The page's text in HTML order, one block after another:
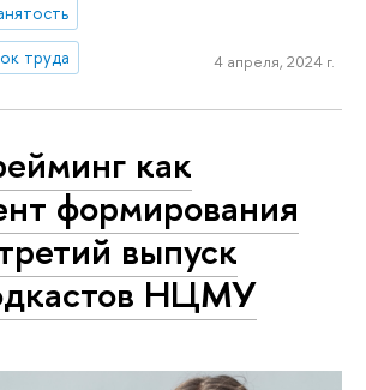
труда 4 апреля, 2024 г.
как
формирования
выпуск
НЦМУ